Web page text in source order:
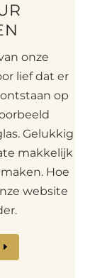
onze
lief dat er
op
Gelukkig
makkelijk
Hoe
website